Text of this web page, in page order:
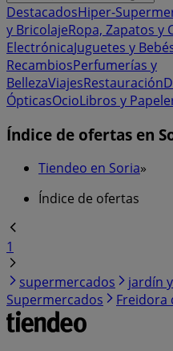
DestacadosHiper-
y BricolajeRopa, Zapatos y
ElectrónicaJuguetes y
RecambiosPerfumerías y
BellezaViajesRestauración
ÓpticasOcioLibros y
Índice de ofertas en
Tiendeo en Soria»
Índice de ofertas
1
supermercados
jardín
Supermercados
Freidora